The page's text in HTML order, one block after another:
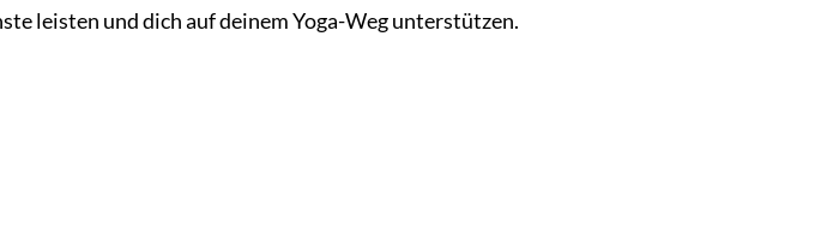
leisten und dich auf deinem Yoga-Weg unterstützen.